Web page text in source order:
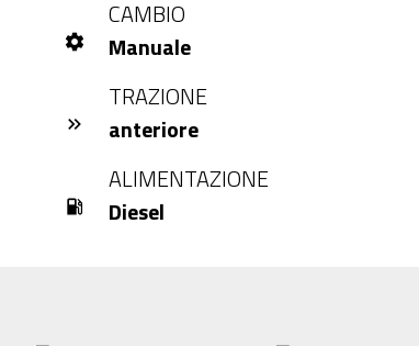
CAMBIO
settings Manuale
TRAZIONE
keyboard_double_arrow_right anteriore
ALIMENTAZIONE
local_gas_station Diesel